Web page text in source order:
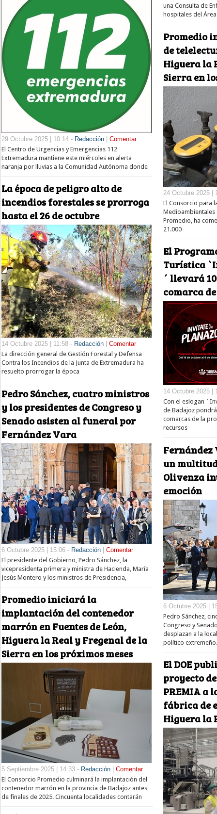
29 Octubre 2025 | 10:14 - Redacción | Comentar
El Centro de Urgencias y Emergencias 112
Extremadura mantiene este miércoles en alerta
naranja por lluvias a la Comunidad Autónoma donde
La época de peligro alto de
incendios forestales se prorroga
hasta el 26 de octubre
14 Octubre 2025 | 11:58 - Redacción
Comentar
La dirección general de Gestión Forestal y Defensa
Contra los Incendios de la Junta de Extremadura ha
resuelto prorrogar la época
Pedro Sánchez, cuatro ministros
y los presidentes de Congreso y
Senado asisten al funeral por
Fernández Vara
6 Octubre 2025 | 15:06 - Redacción | Comentar
El presidente del Gobierno, Pedro Sánchez, la
vicepresidenta primera y ministra de Hacienda, María
Jesús Montero y los ministros de Presidencia,
Promedio iniciará la
implantación del contenedor
marrón en Fuentes de León,
Higuera la Real y Fregenal de la
Sierra en los próximos meses
5 Septiembre 2025 | 14:33 - Redacción
Comentar
El Consorcio Promedio culminará la implantación del
contenedor marrón en la provincia de Badajoz antes
de finales de 2025. Cincuenta localidades contarán
una Consulta de
hospitales del
Promedio
de
Higuera la
Sierra en
24 Octubre 2025 |
El Consorcio para
Medioambientales
Promedio, ha
21.000
El
Turística
´ llevará
comarca
14 Octubre 2025 |
Con el eslogan
de Badajoz
comarcas de la
recursos
Fernández
un
Olivenza
emoción
6 Octubre 2025 |
Pedro Sánchez,
Congreso y
desplazan a la
político extremeño.
El DOE
proyecto
PREMIA a
fábrica de
Higuera la